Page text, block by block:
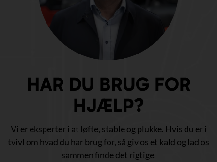
HAR DU BRUG FOR
HJÆLP?
Vi er eksperter i at løfte, stable og plukke. Hvis du er i
tvivl om hvad du har brug for, så giv os et kald og lad os
sammen finde det rigtige.